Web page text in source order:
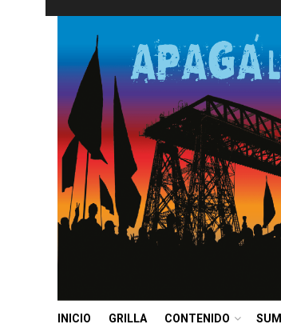
INICIO GRILLA CONTENIDO